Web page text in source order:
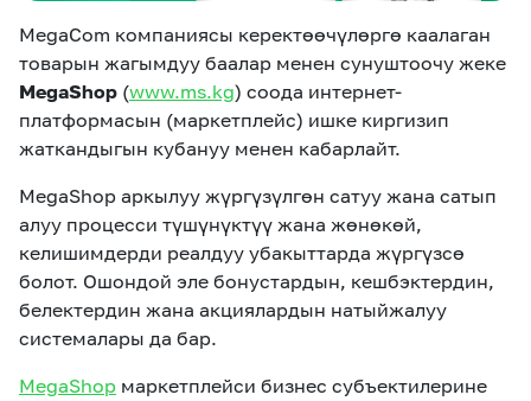
MegaCom компаниясы керектөөчүлөргө каалаган
товарын жагымдуу баалар менен сунуштоочу жеке
MegaShop (www.ms.kg) соода интернет-
платформасын (маркетплейс) ишке киргизип
жаткандыгын кубануу менен кабарлайт.
MegaShop аркылуу жүргүзүлгөн сатуу жана сатып
алуу процесси түшүнүктүү жана жөнөкөй,
келишимдерди реалдуу убакыттарда жүргүзсө
болот. Ошондой эле бонустардын, кешбэктердин,
белектердин жана акциялардын натыйжалуу
системалары да бар.
MegaShop маркетплейси бизнес субъектилерине